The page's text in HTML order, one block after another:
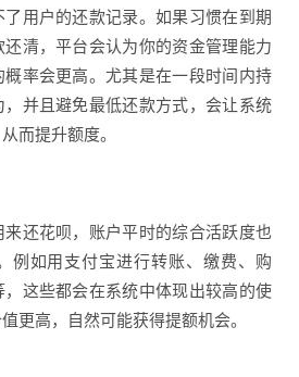
用户的还款记录。如果习惯在到期
清，平台会认为你的资金管理能力
率会更高。尤其是在一段时间内持
并且避免最低还款方式，会让系统
而提升额度。
还花呗，账户平时的综合活跃度也
例如用支付宝进行转账、缴费、购
这些都会在系统中体现出较高的使
更高，自然可能获得提额机会。